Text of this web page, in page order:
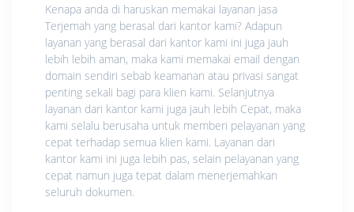
Kenapa anda di haruskan memakai layanan jasa
Terjemah yang berasal dari kantor kami? Adapun
layanan yang berasal dari kantor kami ini juga jauh
lebih lebih aman, maka kami memakai email dengan
domain sendiri sebab keamanan atau privasi sangat
penting sekali bagi para klien kami. Selanjutnya
layanan dari kantor kami juga jauh lebih Cepat, maka
kami selalu berusaha untuk memberi pelayanan yang
cepat terhadap semua klien kami. Layanan dari
kantor kami ini juga lebih pas, selain pelayanan yang
cepat namun juga tepat dalam menerjemahkan
seluruh dokumen.